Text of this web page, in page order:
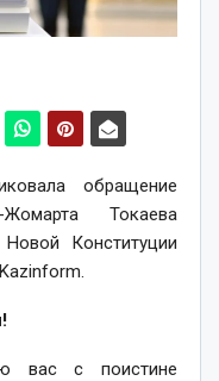
обращение
Токаева
Конституции
вас с поистине